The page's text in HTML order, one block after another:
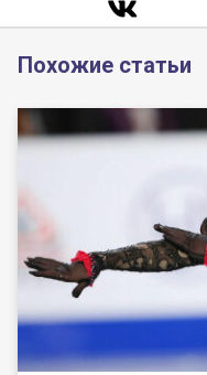
Похожие статьи